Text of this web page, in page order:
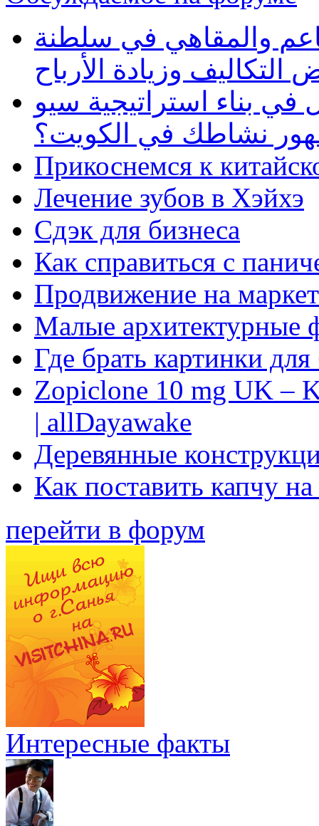
والمقاهي في سلطنة
وزيادة الأرباح
بناء استراتيجية سيو
نشاطك في الكويت؟
Прикоснемся к
Лечение зубов в Хэйхэ
Сдэк для бизнеса
Как справиться с
Продвижение на
Малые архитектурные
Где брать картинки
Zopiclone 10 mg UK –
| allDayawake
Деревянные
Как поставить капчу
перейти в форум
Интересные факты